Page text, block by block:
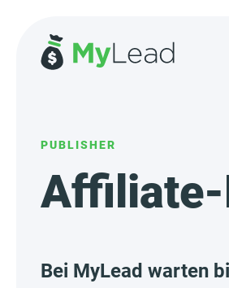
PUBLISHER
Affiliate-
Bei MyLead warten